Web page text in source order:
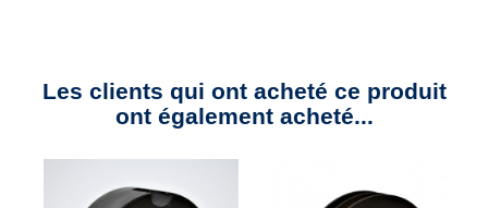
Les clients qui ont acheté ce produit
ont également acheté...